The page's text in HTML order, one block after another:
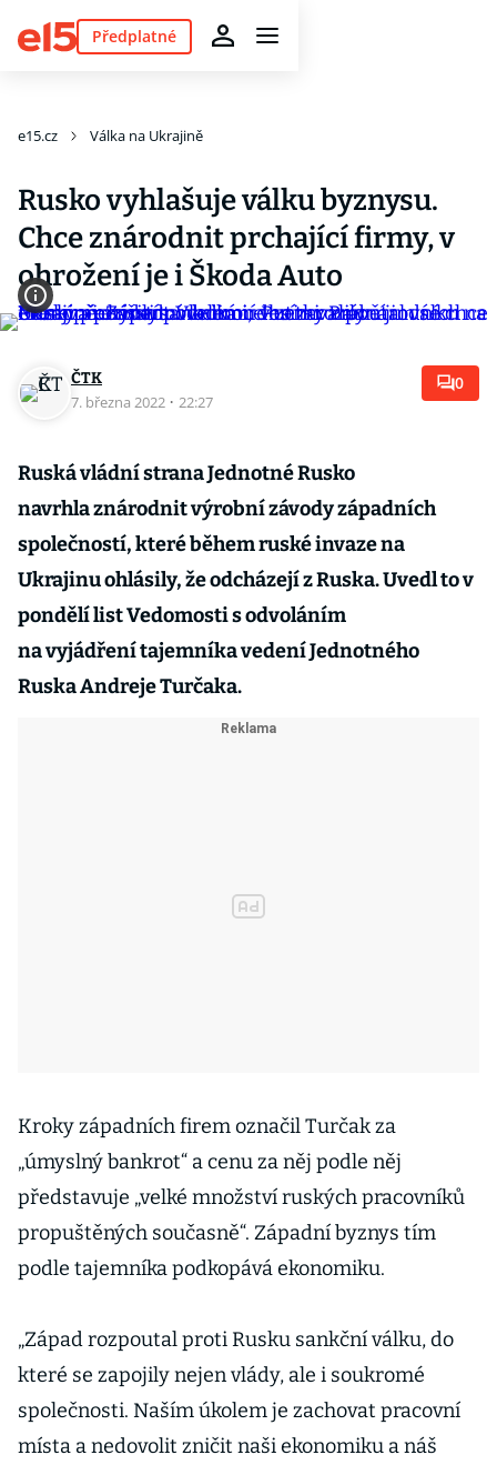
Předplatné
e15.cz Válka na Ukrajině
Rusko vyhlašuje válku byznysu.
Chce znárodnit prchající firmy, v
ohrožení je i Škoda Auto
ČTK
7. března 2022 · 22:27
0
Ruská vládní strana Jednotné Rusko
navrhla znárodnit výrobní závody západních
společností, které během ruské invaze na
Ukrajinu ohlásily, že odcházejí z Ruska. Uvedl to v
pondělí list Vedomosti s odvoláním
na vyjádření tajemníka vedení Jednotného
Ruska Andreje Turčaka.
Kroky západních firem označil Turčak za
„úmyslný bankrot“ a cenu za něj podle něj
představuje „velké množství ruských pracovníků
propuštěných současně“. Západní byznys tím
podle tajemníka podkopává ekonomiku.
„Západ rozpoutal proti Rusku sankční válku, do
které se zapojily nejen vlády, ale i soukromé
společnosti. Naším úkolem je zachovat pracovní
místa a nedovolit zničit naši ekonomiku a náš